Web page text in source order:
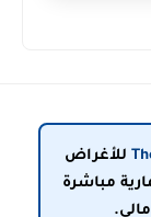
للأغراض
مباشرة